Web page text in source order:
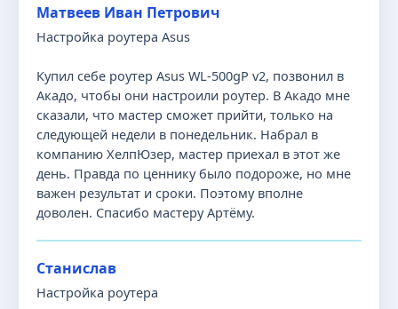
Матвеев Иван Петрович
Настройка роутера Asus
Купил себе роутер Asus WL-500gP v2, позвонил в
Акадо, чтобы они настроили роутер. В Акадо мне
сказали, что мастер сможет прийти, только на
следующей недели в понедельник. Набрал в
компанию ХелпЮзер, мастер приехал в этот же
день. Правда по ценнику было подороже, но мне
важен результат и сроки. Поэтому вполне
доволен. Спасибо мастеру Артёму.
Станислав
Настройка роутера